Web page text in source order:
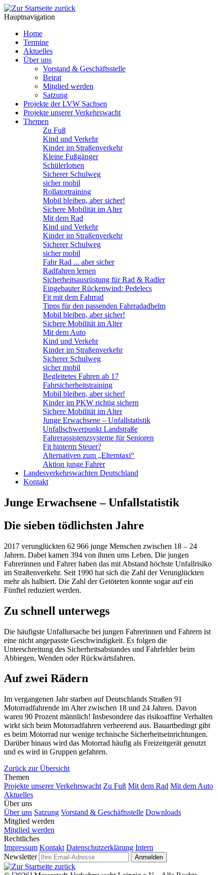
Hauptnavigation
Home
Termine
Aktuelles
Über uns
Vorstand & Geschäftsstelle
Beirat
Mitglied werden
Satzung
Projekte der LVW Sachsen
Projekte unserer Verkehrswacht
Themen
Zu Fuß
Kind und Verkehr
Kinder im Straßenverkehr
Kleine Fußgänger
Schülerlotsen
Sicherer Schulweg
sicher mobil
Rollatortraining
Mobil bleiben, aber sicher!
Sichere Mobilität im Alter
Mit dem Rad
Kind und Verkehr
Kinder im Straßenverkehr
Sicherer Schulweg
sicher mobil
Fahr Rad ... aber sicher
Radfahren lernen
Sicherheitsausrüstung für Rad & Radler
Eingebauter Rückenwind: Pedelecs
Fit mit dem Fahrrad
Tipps für den passenden Fahrradadhelm
Mobil bleiben, aber sicher!
Sichere Mobilität im Alter
Mit dem Auto
Kind und Verkehr
Kinder im Straßenverkehr
Sicherer Schulweg
sicher mobil
Begleitetes Fahren ab 17
Fahrsicherheitstraining
Mobil bleiben, aber sicher!
Kinder im PKW richtig sichern
Sichere Mobilität im Alter
Junge Erwachsene – Unfallstatistik
Unfallschwerpunkt Landstraße
Fahrerassistenzsysteme für Senioren
Fit hinterm Steuer?
Alternativen zum „Elterntaxi“
Aktion junge Fahrer
Landesverkehrswachten Deutschland
Kontakt
Junge Erwachsene – Unfallstatistik
Die sieben tödlichsten Jahre
2017 verunglückten 62 966 junge Menschen zwischen 18 – 24
Jahren. Dabei kamen 394 von ihnen ums Leben. Die jungen
Fahrerinnen und Fahrer haben das mit Abstand höchste Unfallrisiko
im Straßenverkehr. Seit 1990 hat sich die Zahl der Verunglückten
mehr als halbiert. Die Zahl der Getöteten konnte sogar auf ein
Fünftel reduziert werden.
Zu schnell unterwegs
Die häufigste Unfallursache bei jungen Fahrerinnen und Fahrern ist
eine nicht angepasste Geschwindigkeit. Es folgen die
Unterschreitung des Sicherheitsabstandes und Fahrfehler beim
Abbiegen, Wenden oder Rückwärtsfahren.
Auf zwei Rädern
Im vergangenen Jahr starben auf Deutschlands Straßen 91
Motorradfahrende im Alter zwischen 18 und 24 Jahren. Davon
waren 90 Prozent männlich! Insbesondere das risikoaffine Verhalten
wirkt sich beim Motorradfahren verheerend aus. Bauartbedingt gibt
es beim Motorrad nur wenige technische Sicherheitseinrichtungen.
Darüber hinaus wird das Motorrad häufig als Freizeitgerät genutzt
und es wird in Gruppen gefahren.
Zurück zur Übersicht
Themen
Projekte unserer Verkehrswacht Zu Fuß Mit dem Rad Mit dem Auto
Aktuelles
Über uns
Über uns Satzung Vorstand & Geschäftsstelle Downloads
Mitglied werden
Mitglied werden
Rechtliches
Impressum Kontakt Datenschutzerklärung Intern
Newsletter